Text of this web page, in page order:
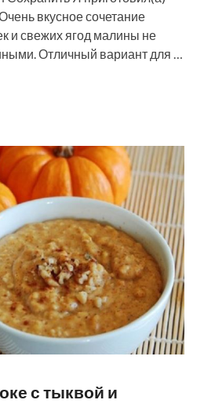
вкусное сочетание
и свежих ягод малины не
Отличный вариант для …
с тыквой и